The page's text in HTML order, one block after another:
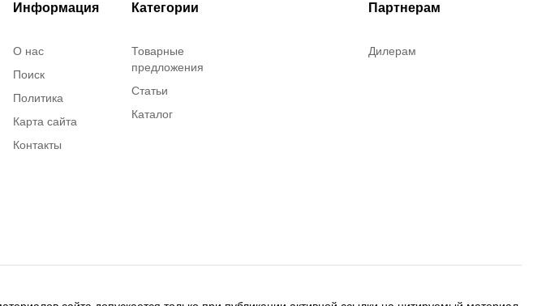
Информация
О нас
Поиск
Политика
Карта сайта
Контакты
Категории
Товарные
предложения
Статьи
Каталог
Партнерам
Дилерам